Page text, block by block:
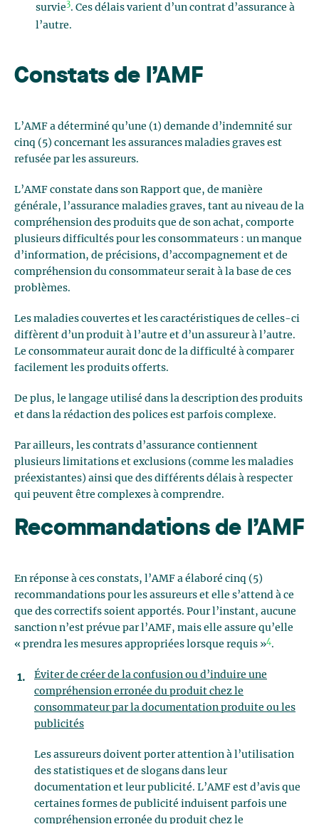
survie3. Ces délais varient d’un contrat d’assurance à
l’autre.
Constats de l’AMF
L’AMF a déterminé qu’une (1) demande d’indemnité sur
cinq (5) concernant les assurances maladies graves est
refusée par les assureurs.
L’AMF constate dans son Rapport que, de manière
générale, l’assurance maladies graves, tant au niveau de la
compréhension des produits que de son achat, comporte
plusieurs difficultés pour les consommateurs : un manque
d’information, de précisions, d’accompagnement et de
compréhension du consommateur serait à la base de ces
problèmes.
Les maladies couvertes et les caractéristiques de celles-ci
diffèrent d’un produit à l’autre et d’un assureur à l’autre.
Le consommateur aurait donc de la difficulté à comparer
facilement les produits offerts.
De plus, le langage utilisé dans la description des produits
et dans la rédaction des polices est parfois complexe.
Par ailleurs, les contrats d’assurance contiennent
plusieurs limitations et exclusions (comme les maladies
préexistantes) ainsi que des différents délais à respecter
qui peuvent être complexes à comprendre.
Recommandations de l’AMF
En réponse à ces constats, l’AMF a élaboré cinq (5)
recommandations pour les assureurs et elle s’attend à ce
que des correctifs soient apportés. Pour l’instant, aucune
sanction n’est prévue par l’AMF, mais elle assure qu’elle
« prendra les mesures appropriées lorsque requis »4.
Éviter de créer de la confusion ou d’induire une
compréhension erronée du produit chez le
consommateur par la documentation produite ou les
publicités
Les assureurs doivent porter attention à l’utilisation
des statistiques et de slogans dans leur
documentation et leur publicité. L’AMF est d’avis que
certaines formes de publicité induisent parfois une
compréhension erronée du produit chez le